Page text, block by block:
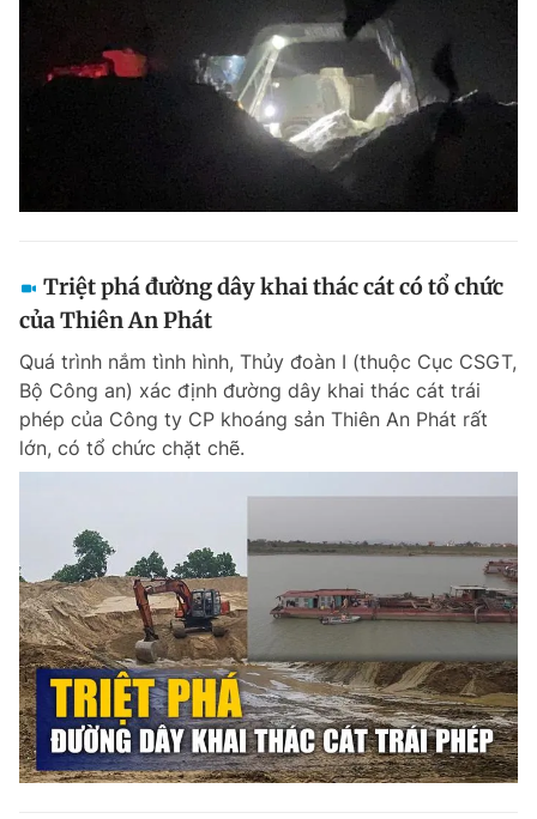
Triệt phá đường dây khai thác cát có tổ chức
của Thiên An Phát
Quá trình nắm tình hình, Thủy đoàn I (thuộc Cục CSGT,
Bộ Công an) xác định đường dây khai thác cát trái
phép của Công ty CP khoáng sản Thiên An Phát rất
lớn, có tổ chức chặt chẽ.